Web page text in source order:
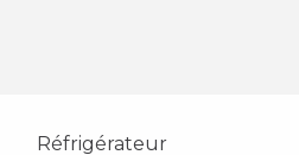
Réfrigérateur